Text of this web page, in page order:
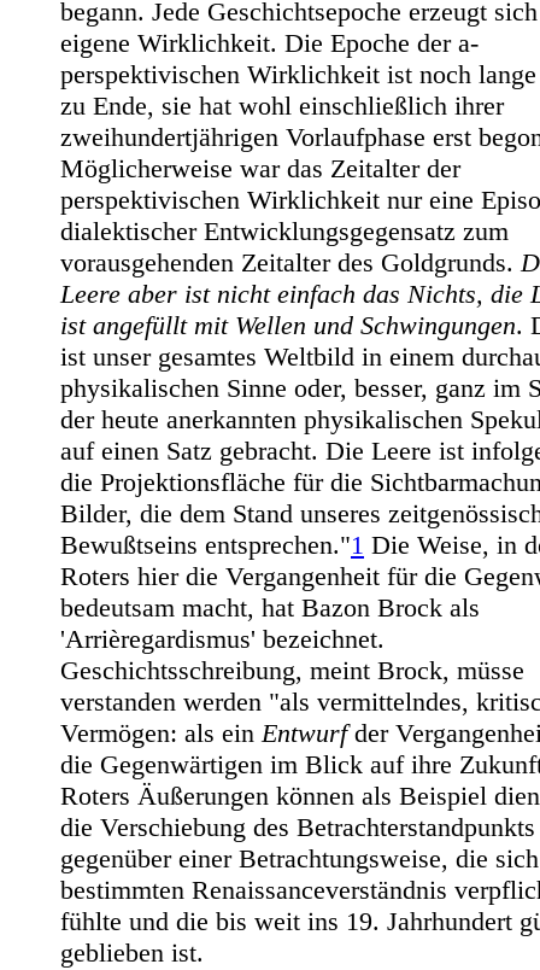
begann. Jede Geschichtsepoche erzeugt
eigene Wirklichkeit. Die Epoche der a-
perspektivischen Wirklichkeit ist noch
zu Ende, sie hat wohl einschließlich ihrer
zweihundertjährigen Vorlaufphase erst
Möglicherweise war das Zeitalter der
perspektivischen Wirklichkeit nur eine
dialektischer Entwicklungsgegensatz zum
vorausgehenden Zeitalter des Goldgrunds.
Leere aber ist nicht einfach das Nichts, die
ist angefüllt mit Wellen und Schwingungen.
ist unser gesamtes Weltbild in einem
physikalischen Sinne oder, besser, ganz im
der heute anerkannten physikalischen
auf einen Satz gebracht. Die Leere ist
die Projektionsfläche für die
Bilder, die dem Stand unseres
Bewußtseins entsprechen."1 Die Weise, in
Roters hier die Vergangenheit für die
bedeutsam macht, hat Bazon Brock als
'Arrièregardismus' bezeichnet.
Geschichtsschreibung, meint Brock, müsse
verstanden werden "als vermittelndes,
Vermögen: als einEntwurfder
die Gegenwärtigen im Blick auf ihre
Roters Äußerungen können als Beispiel
die Verschiebung des Betrachterstandpunkts
gegenüber einer Betrachtungsweise, die
bestimmten Renaissanceverständnis
fühlte und die bis weit ins 19. Jahrhundert
geblieben ist.